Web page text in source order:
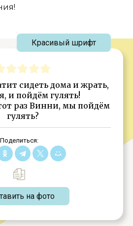
сидеть дома и жрать,
и пойдём гулять!
раз Винни, мы пойдём
гулять?
Поделиться:
на фото
Красивый шрифт